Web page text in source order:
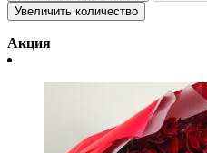
Увеличить количество
Акция